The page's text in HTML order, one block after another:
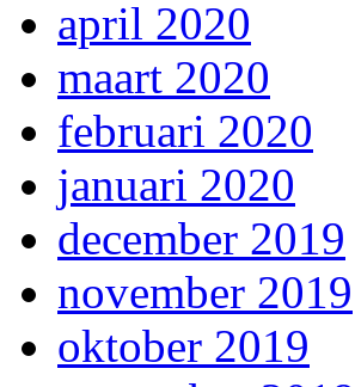
april 2020
maart 2020
februari 2020
januari 2020
december 2019
november 2019
oktober 2019